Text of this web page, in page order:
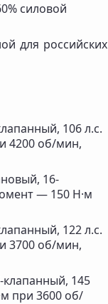
силовой
для российских
106 л.с.
4200 об/мин,
16-
— 150 Н·м
122 л.с.
3700 об/мин,
145
при 3600 об/